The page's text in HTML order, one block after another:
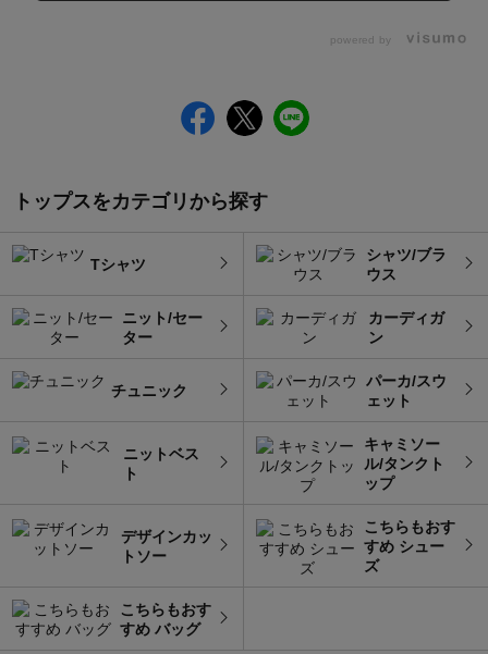
powered by
トップスをカテゴリから探す
Tシャツ
シャツ/ブラ
ウス
ニット/セー
ター
カーディガ
ン
チュニック
パーカ/スウ
ェット
ニットベス
ト
キャミソー
ル/タンクト
ップ
デザインカッ
トソー
こちらもおす
すめ シュー
ズ
こちらもおす
すめ バッグ